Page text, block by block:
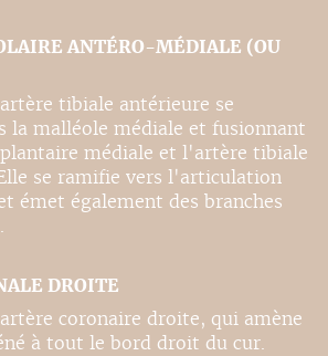
ANTÉRO-MÉDIALE (OU
tibiale antérieure se
la malléole médiale et fusionnant
médiale et l'artère tibiale
se ramifie vers l'articulation
émet également des branches
DROITE
coronaire droite, qui amène
à tout le bord droit du cur.